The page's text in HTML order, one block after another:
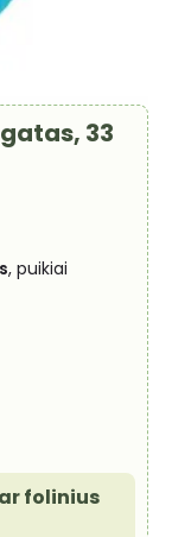
33
, puikiai
folinius